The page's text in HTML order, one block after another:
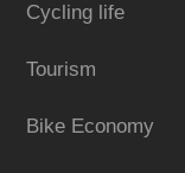
Cycling life
Tourism
Bike Economy